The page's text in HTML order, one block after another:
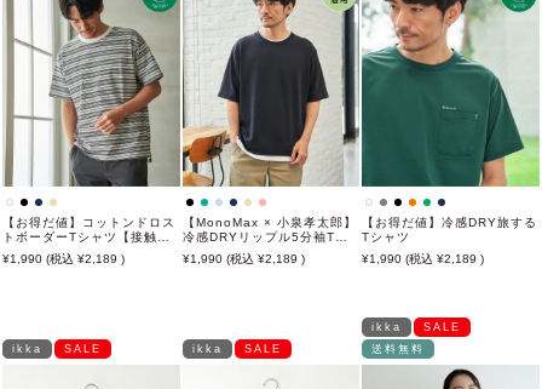
【お得だ値】コットンドロス
トボーダーTシャツ【接触冷
1,990 2,189
【MonoMax × 小泉孝太郎】
冷感DRYリップル5分袖Tシ
ャツ「小泉孝太郎さん着用モ
デル」
1,990 2,189
【お得だ値】冷感DRY旅する
Tシャツ
1,990
2,189
ikka SALE ikka SALE
ikka
SALE
送料無料